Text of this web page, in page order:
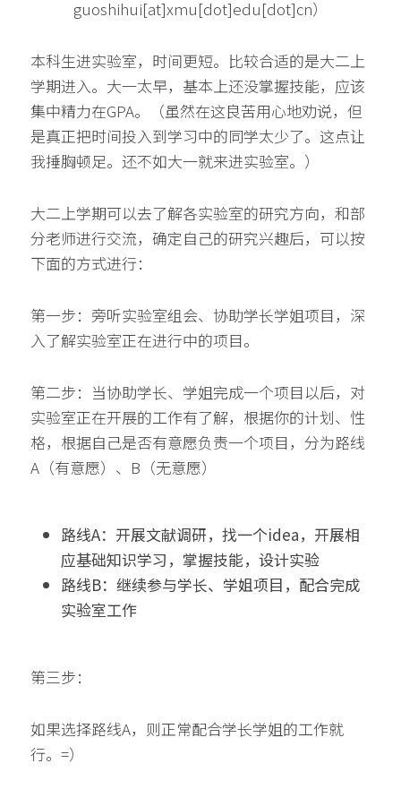
guoshihui[at]xmu[dot]edu[dot]cn）
本科生进实验室，时间更短。比较合适的是大二上
学期进入。大一太早，基本上还没掌握技能，应该
集中精力在GPA。（虽然在这良苦用心地劝说，但
是真正把时间投入到学习中的同学太少了。这点让
我捶胸顿足。还不如大一就来进实验室。）
大二上学期可以去了解各实验室的研究方向，和部
分老师进行交流，确定自己的研究兴趣后，可以按
下面的方式进行：
第一步：旁听实验室组会、协助学长学姐项目，深
入了解实验室正在进行中的项目。
第二步：当协助学长、学姐完成一个项目以后，对
实验室正在开展的工作有了解，根据你的计划、性
格，根据自己是否有意愿负责一个项目，分为路线
A（有意愿）、B（无意愿）
路线A：开展文献调研，找一个idea，开展相
应基础知识学习，掌握技能，设计实验
路线B：继续参与学长、学姐项目，配合完成
实验室工作
第三步：
如果选择路线A，则正常配合学长学姐的工作就
行。=）